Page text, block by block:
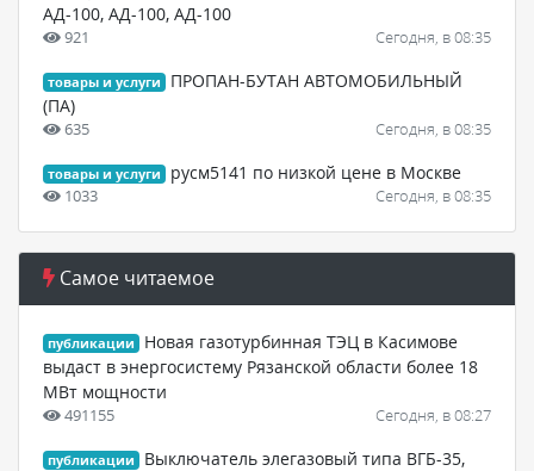
АД-100, АД-100, АД-100
921 Сегодня, в 08:35
товары и услуги
ПРОПАН-БУТАН АВТОМОБИЛЬНЫЙ
(ПА)
635 Сегодня, в 08:35
товары и услуги русм5141 по низкой цене в Москве
1033 Сегодня, в 08:35
Самое читаемое
публикации
Новая газотурбинная ТЭЦ в Касимове
выдаст в энергосистему Рязанской области более 18
МВт мощности
491155 Сегодня, в 08:27
публикации
Выключатель элегазовый типа ВГБ-35,